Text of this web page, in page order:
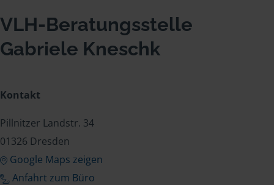
VLH-Beratungsstelle
Gabriele Kneschk
Kontakt
Pillnitzer Landstr. 34
01326 Dresden
Google Maps zeigen
Anfahrt zum Büro